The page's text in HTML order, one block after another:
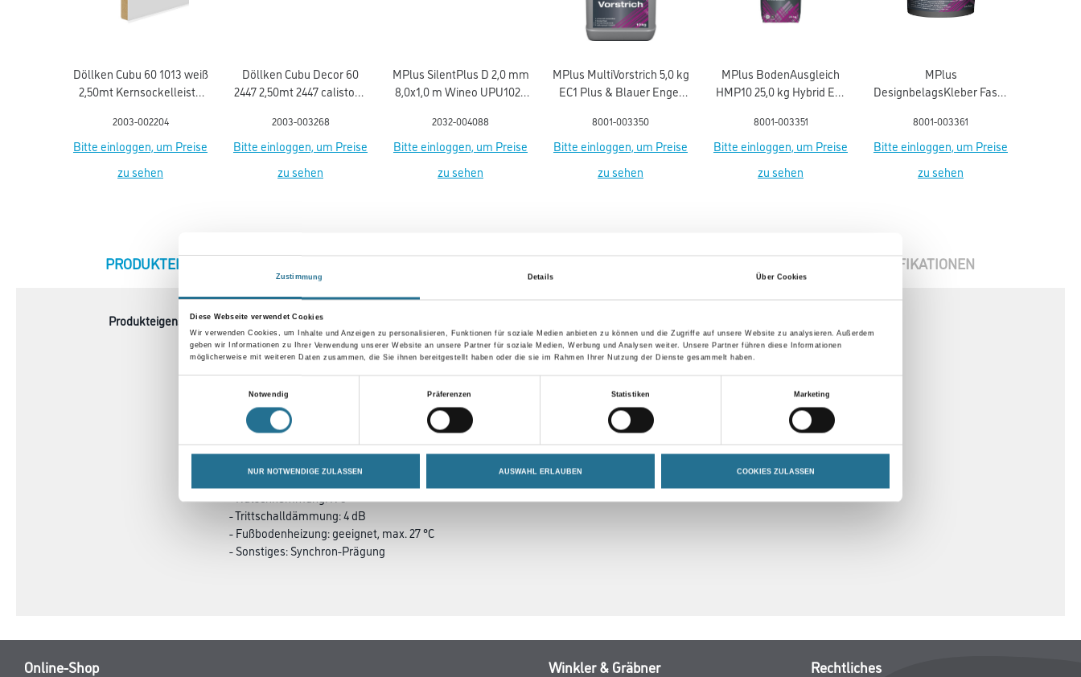
Zustimmung Details Über Cookies
Diese Webseite verwendet Cookies
Wir verwenden Cookies, um Inhalte und Anzeigen zu personalisieren, Funktionen für soziale Medien anbieten zu können und die Zugriffe auf unsere Website zu analysieren. Außerdem
geben wir Informationen zu Ihrer Verwendung unserer Website an unsere Partner für soziale Medien, Werbung und Analysen weiter. Unsere Partner führen diese Informationen
möglicherweise mit weiteren Daten zusammen, die Sie ihnen bereitgestellt haben oder die sie im Rahmen Ihrer Nutzung der Dienste gesammelt haben.
Notwendig
Präferenzen Statistiken Marketing
NUR NOTWENDIGE ZULASSEN AUSWAHL ERLAUBEN COOKIES ZULASSEN
Döllken Cubu 60 1013 weiß
2,50mt Kernsockelleiste
2003-002204
Bitte einloggen, um Preise
zu sehen
Döllken Cubu Decor 60
2447 2,50mt 2447 calistoga
2003-003268
Bitte einloggen, um Preise
zu sehen
MPlus SilentPlus D 2,0 mm
8,0x1,0 m Wineo UPU1020
2032-004088
Bitte einloggen, um Preise
zu sehen
MPlus MultiVorstrich 5,0 kg
EC1 Plus & Blauer Engel
8001-003350
Bitte einloggen, um Preise
zu sehen
MPlus BodenAusgleich
HMP10 25,0 kg Hybrid EC1
8001-003351
Bitte einloggen, um Preise
zu sehen
MPlus
DesignbelagsKleber Faser
8001-003361
Bitte einloggen, um Preise
zu sehen
CURRENT
PRODUKTEIGENSCHAFTEN SPEZIFIKATIONEN
Produkteigenschaft
- Belagsart: Designbelag
- Abmessung: 1505 x 235 mm
- Gesamtstärke: 2,00 mm
- Inhalt je Pak.: 4,24 m²
- Inhalt je Pal.: 288,32 m²
- Fase: Mikrofase V4
- Nutzschicht: 0,40 mm
- Oberflächenvergütung: PUR
- Brandverhalten: Bfl-s1
- Trittschalldämmung: 4 dB
- Fußbodenheizung: geeignet, max. 27 °C
- Sonstiges: Synchron-Prägung
Online-Shop Winkler & Gräbner Rechtliches